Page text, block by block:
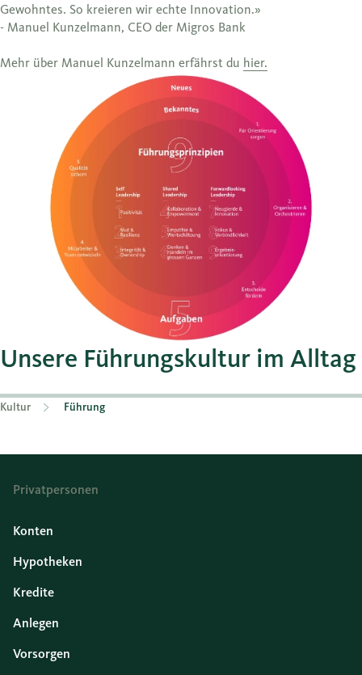
Gewohntes. So kreieren wir echte Innovation.»
- Manuel Kunzelmann, CEO der Migros Bank
Mehr über Manuel Kunzelmann erfährst du hier.
Unsere Führungskultur im Alltag
Kultur Führung
Privatpersonen
Konten
Hypotheken
Kredite
Anlegen
Vorsorgen